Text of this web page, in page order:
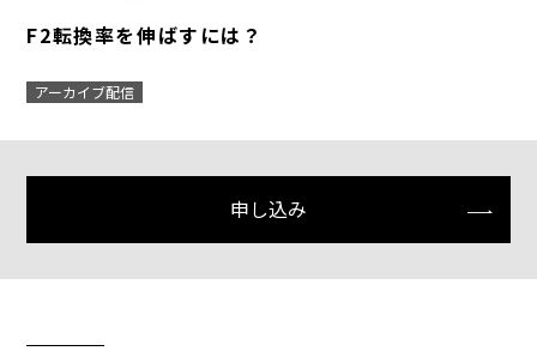
F2転換率を伸ばすには？
アーカイブ配信
申し込み